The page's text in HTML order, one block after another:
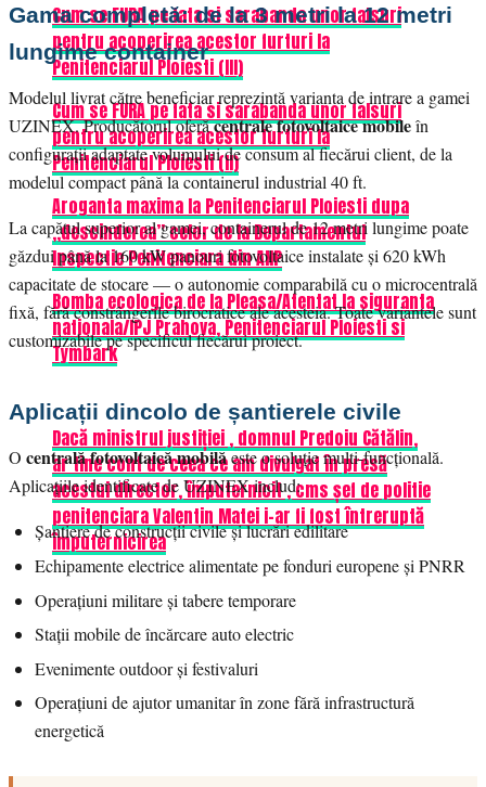
Cum se FURA pe fata si sarabanda unor falsuri
pentru acoperirea acestor furturi la
Penitenciarul Ploiesti (III)
Cum se FURA pe fata si sarabanda unor falsuri
pentru acoperirea acestor furturi la
Penitenciarul Ploiesti (II)
Aroganta maxima la Penitenciarul Ploiesti dupa
„descinderea” celor de la Departamentul
Inspectie Penitenciara din ANP
Bomba ecologica de la Pleasa/Atentat la siguranta
nationala/IPJ Prahova, Penitenciarul Ploiesti si
Tymbark
Dacă ministrul justiției , domnul Predoiu Cătălin,
ar tine cont de ceea ce am divulgat în presă
acestui director, împuternicit , cms șef de politie
penitenciara Valentin Matei i-ar fi fost întreruptă
împuternicirea
Gama completă: de la 3 metri la 12 metri
lungime container
Modelul livrat către beneficiar reprezintă varianta de intrare a gamei
UZINEX. Producătorul oferăcentrale fotovoltaice mobileîn
configurații adaptate volumului de consum al fiecărui client, de la
modelul compact până la containerul industrial 40 ft.
La capătul superior al gamei, containerul de 12 metri lungime poate
găzdui până la 160 kW panouri fotovoltaice instalate și 620 kWh
capacitate de stocare — o autonomie comparabilă cu o microcentrală
fixă, fără constrângerile birocratice ale acesteia. Toate variantele sunt
customizabile pe specificul fiecărui proiect.
Aplicații dincolo de șantierele civile
O centrală fotovoltaică mobilăeste o soluție multi-funcțională.
Aplicațiile identificate de UZINEX includ:
Șantiere de construcții civile și lucrări edilitare
Echipamente electrice alimentate pe fonduri europene și PNRR
Operațiuni militare și tabere temporare
Stații mobile de încărcare auto electric
Evenimente outdoor și festivaluri
Operațiuni de ajutor umanitar în zone fără infrastructură
energetică